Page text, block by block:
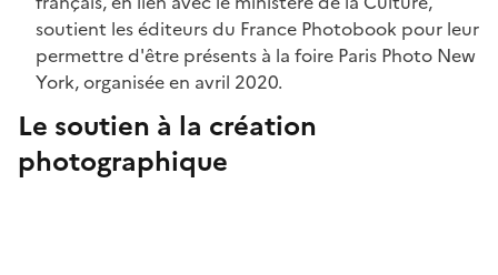
soutient les éditeurs du France Photobook pour leur
permettre d'être présents à la foire Paris Photo New
York, organisée en avril 2020.
Le soutien à la création
photographique